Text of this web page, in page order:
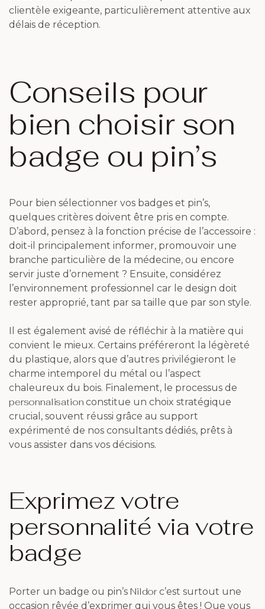
clientèle exigeante, particulièrement attentive aux
délais de réception.
Conseils pour
bien choisir son
badge ou pin’s
Pour bien sélectionner vos badges et pin’s,
quelques critères doivent être pris en compte.
D’abord, pensez à la fonction précise de l’accessoire :
doit-il principalement informer, promouvoir une
branche particulière de la médecine, ou encore
servir juste d’ornement ? Ensuite, considérez
l’environnement professionnel car le design doit
rester approprié, tant par sa taille que par son style.
Il est également avisé de réfléchir à la matière qui
convient le mieux. Certains préféreront la légèreté
du plastique, alors que d’autres privilégieront le
charme intemporel du métal ou l’aspect
chaleureux du bois. Finalement, le processus de
personnalisation constitue un choix stratégique
crucial, souvent réussi grâce au support
expérimenté de nos consultants dédiés, prêts à
vous assister dans vos décisions.
Exprimez votre
personnalité via votre
badge
Porter un badge ou pin’s Nildor c’est surtout une
occasion rêvée d’exprimer qui vous êtes ! Que vous